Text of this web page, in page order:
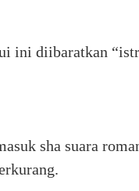
ini diibaratkan
sha suara